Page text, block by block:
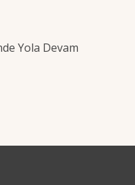
Yola Devam